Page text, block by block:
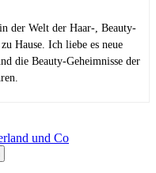
der Welt der Haar-, Beauty-
Hause. Ich liebe es neue
die Beauty-Geheimnisse der
und Co